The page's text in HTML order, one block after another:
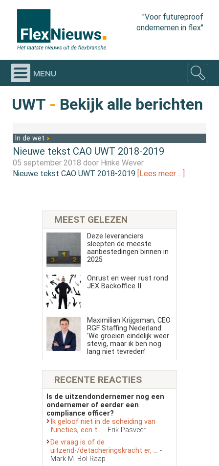
"Voor futureproof
ondernemen in flex"
menu
UWT - Bekijk alle berichten
In de wet
Nieuwe tekst CAO UWT 2018-2019
05 september 2018 door Hinke Wever
Nieuwe tekst CAO UWT 2018-2019 [Lees meer …]
MEEST GELEZEN
Deze leveranciers
sleepten de meeste
aanbestedingen binnen in
2025
Onrust en weer rust rond
JEX Backoffice II
Maximilian Krijgsman, CEO
RGF Staffing Nederland:
‘We groeien eindelijk weer
stevig, maar ik ben nog
lang niet tevreden’
RECENTE REACTIES
Is de uitzendondernemer nog een
ondernemer of eerder een
compliance officer?
Ik geloof niet in de scheiding van
functies, een t... - Erik Pasveer
De vraag is of de
uitzend-/detacheringskracht er, ... -
Mark M. Bol Raap